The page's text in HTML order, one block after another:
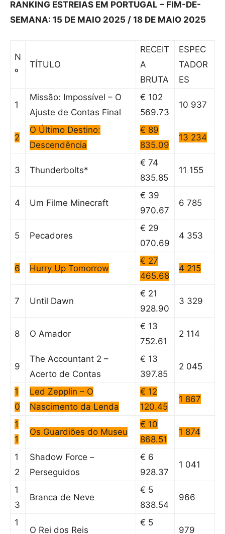
RANKING ESTREIAS EM PORTUGAL – FIM-DE-
SEMANA: 15 DE MAIO 2025 / 18 DE MAIO 2025
N
º
TÍTULO
RECEIT
A
BRUTA
ESPEC
TADOR
ES
1
Missão: Impossível – O
Ajuste de Contas Final
€ 102
569.73
10 937
2
O Último Destino:
Descendência
€ 89
835.09
13 234
3 Thunderbolts*
€ 74
835.85
11 155
4 Um Filme Minecraft
€ 39
970.67
6 785
5 Pecadores
€ 29
070.69
4 353
6 Hurry Up Tomorrow
€ 27
465.68
4 215
7 Until Dawn
€ 21
928.90
3 329
8 O Amador
€ 13
752.61
2 114
9
The Accountant 2 –
Acerto de Contas
€ 13
397.85
2 045
1
0
Led Zepplin – O
Nascimento da Lenda
€ 12
120.45
1 867
1
1
Os Guardiões do Museu
€ 10
868.51
1 874
1
2
Shadow Force –
Perseguidos
€ 6
928.37
1 041
1
3
Branca de Neve
€ 5
838.54
966
1
O Rei dos Reis
€ 5
979